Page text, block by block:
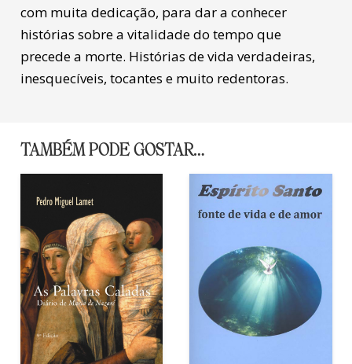
com muita dedicação, para dar a conhecer
histórias sobre a vitalidade do tempo que
precede a morte. Histórias de vida verdadeiras,
inesquecíveis, tocantes e muito redentoras.
TAMBÉM PODE GOSTAR…